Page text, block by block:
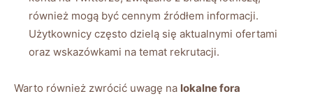
również mogą być cennym źródłem informacji.
Użytkownicy często dzielą się aktualnymi ofertami
oraz wskazówkami na temat rekrutacji.
Warto również zwrócić uwagę na lokalne fora